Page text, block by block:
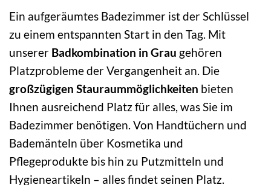
Ein aufgeräumtes Badezimmer ist der Schlüssel
zu einem entspannten Start in den Tag. Mit
unserer Badkombination in Grau gehören
Platzprobleme der Vergangenheit an. Die
großzügigen Stauraummöglichkeiten bieten
Ihnen ausreichend Platz für alles, was Sie im
Badezimmer benötigen. Von Handtüchern und
Bademänteln über Kosmetika und
Pflegeprodukte bis hin zu Putzmitteln und
Hygieneartikeln – alles findet seinen Platz.